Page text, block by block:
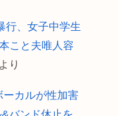
行、女子中学生
こと夫唯人容
より
ーカルが性加害